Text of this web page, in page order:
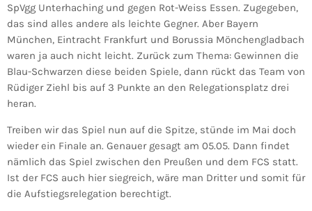
SpVgg Unterhaching und gegen Rot-Weiss Essen. Zugegeben,
das sind alles andere als leichte Gegner. Aber Bayern
München, Eintracht Frankfurt und Borussia Mönchengladbach
waren ja auch nicht leicht. Zurück zum Thema: Gewinnen die
Blau-Schwarzen diese beiden Spiele, dann rückt das Team von
Rüdiger Ziehl bis auf 3 Punkte an den Relegationsplatz drei
heran.
Treiben wir das Spiel nun auf die Spitze, stünde im Mai doch
wieder ein Finale an. Genauer gesagt am 05.05. Dann findet
nämlich das Spiel zwischen den Preußen und dem FCS statt.
Ist der FCS auch hier siegreich, wäre man Dritter und somit für
die Aufstiegsrelegation berechtigt.